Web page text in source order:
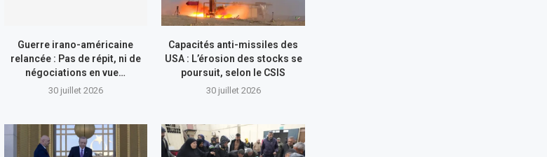
Guerre irano-américaine
relancée : Pas de répit, ni de
négociations en vue…
30 juillet 2026
Capacités anti-missiles des
USA : L’érosion des stocks se
poursuit, selon le CSIS
30 juillet 2026